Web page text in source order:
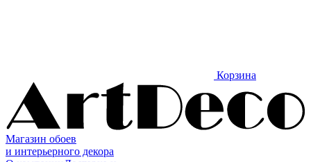
Корзина
Магазин обоев
и интерьерного декора